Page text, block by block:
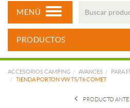
MENÚ
PRODUCTOS
ACCESORIOS CAMPING AVANCES
PARA
TIENDA PORTON VW T5/T6 COMET
PRODUCTO